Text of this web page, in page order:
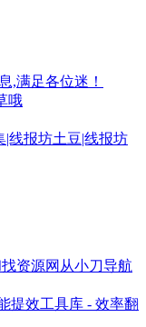
,满足各位迷！
哦
|线报坊土豆|线报坊
资源网从小刀导航
提效工具库 - 效率翻